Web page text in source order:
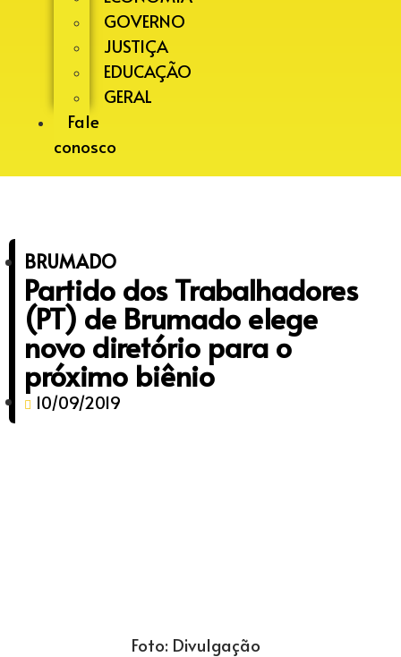
GOVERNO
JUSTIÇA
EDUCAÇÃO
GERAL
Fale
conosco
BRUMADO
Partido dos Trabalhadores
(PT) de Brumado elege
novo diretório para o
próximo biênio
10/09/2019
Foto: Divulgação